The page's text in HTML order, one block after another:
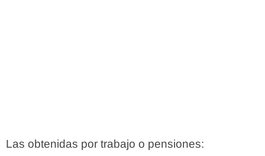
Las obtenidas por trabajo o pensiones: